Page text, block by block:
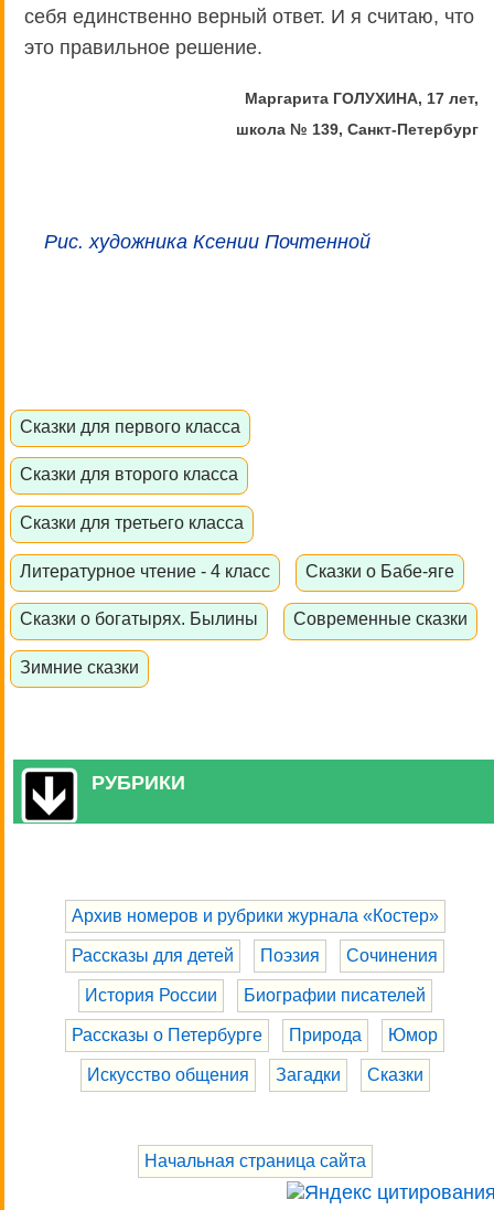
себя единственно верный ответ. И я считаю, что
это правильное решение.
Маргарита ГОЛУХИНА, 17 лет,
школа № 139, Санкт-Петербург
Рис. художника Ксении Почтенной
Сказки для первого класса
Сказки для второго класса
Сказки для третьего класса
Литературное чтение - 4 класс Сказки о Бабе-яге
Сказки о богатырях. Былины Современные сказки
Зимние сказки
РУБРИКИ
Архив номеров и рубрики журнала «Костер»
Рассказы для детей Поэзия Сочинения
История России Биографии писателей
Рассказы о Петербурге Природа Юмор
Искусство общения Загадки Сказки
Начальная страница сайта